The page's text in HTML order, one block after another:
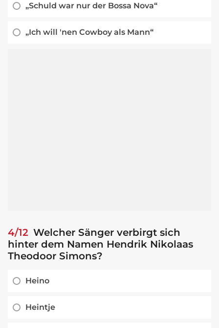
„Schuld war nur der Bossa Nova“
„Ich will 'nen Cowboy als Mann“
4/12 Welcher Sänger verbirgt sich
hinter dem Namen Hendrik Nikolaas
Theodoor Simons?
Heino
Heintje